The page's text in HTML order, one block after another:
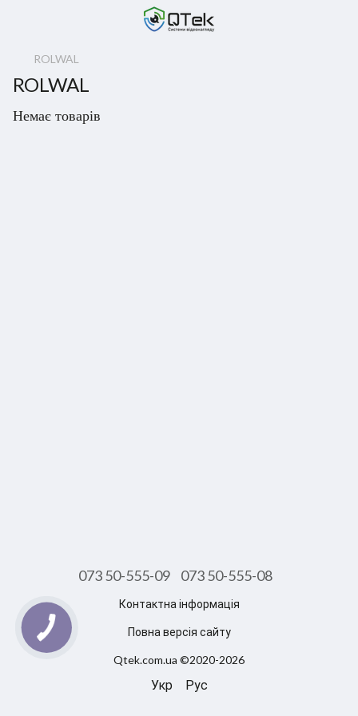
ROLWAL
ROLWAL
Немає товарів
073 50-555-09 073 50-555-08
Контактна інформація
Повна версія сайту
Qtek.com.ua ©2020-2026
Укр Рус